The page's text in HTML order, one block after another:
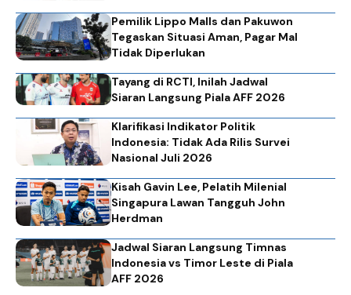
Pemilik Lippo Malls dan Pakuwon
Tegaskan Situasi Aman, Pagar Mal
Tidak Diperlukan
Tayang di RCTI, Inilah Jadwal
Siaran Langsung Piala AFF 2026
Klarifikasi Indikator Politik
Indonesia: Tidak Ada Rilis Survei
Nasional Juli 2026
Kisah Gavin Lee, Pelatih Milenial
Singapura Lawan Tangguh John
Herdman
Jadwal Siaran Langsung Timnas
Indonesia vs Timor Leste di Piala
AFF 2026